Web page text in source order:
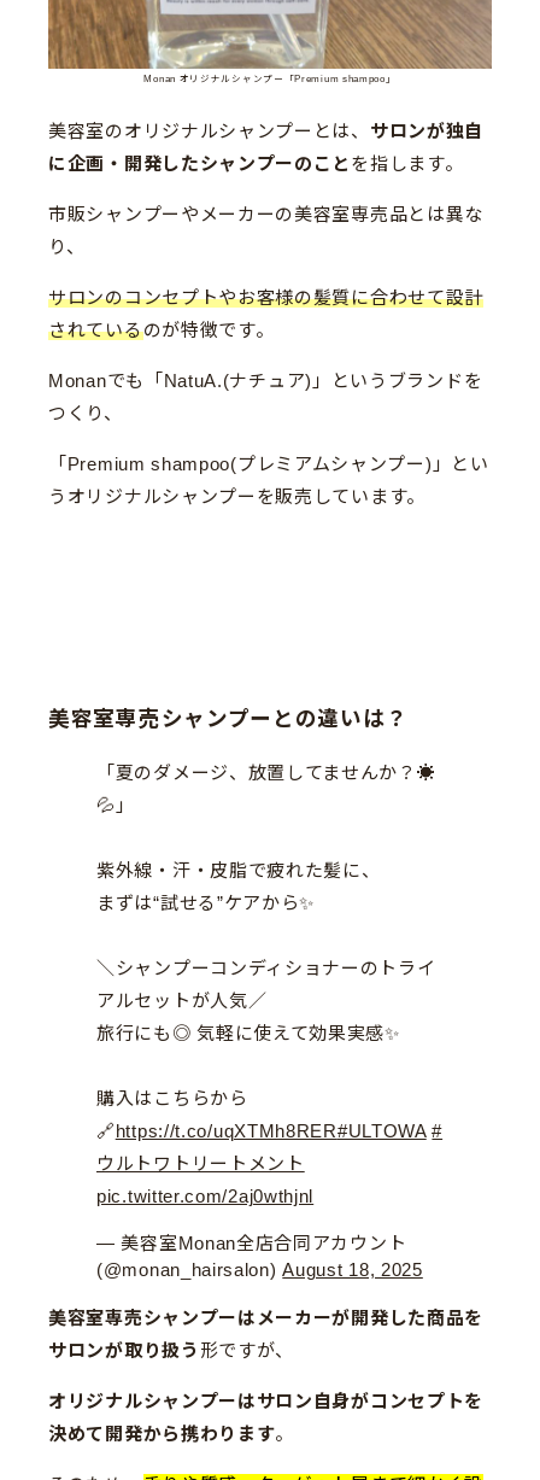
Monan オリジナルシャンプー「Premium shampoo」
美容室のオリジナルシャンプーとは、 サロンが独自
に企画・開発したシャンプーのこと を指します。
市販シャンプーやメーカーの美容室専売品とは異な
り、
サロンのコンセプトやお客様の髪質に合わせて設計
されているのが特徴です。
Monanでも「NatuA.(ナチュア)」というブランドを
つくり、
「Premium shampoo(プレミアムシャンプー)」とい
うオリジナルシャンプーを販売しています。
美容室専売シャンプーとの違いは？
「夏のダメージ、放置してませんか？☀️
💦」
紫外線・汗・皮脂で疲れた髪に、
まずは“試せる”ケアから✨
＼シャンプーコンディショナーのトライ
アルセットが人気／
旅行にも◎ 気軽に使えて効果実感✨
購入はこちらから
🔗https://t.co/uqXTMh8RER#ULTOWA #
ウルトワトリートメント
pic.twitter.com/2aj0wthjnl
— 美容室Monan全店合同アカウント
(@monan_hairsalon)August 18, 2025
美容室専売シャンプーはメーカーが開発した商品を
サロンが取り扱う 形ですが、
オリジナルシャンプーはサロン自身がコンセプトを
決めて開発から携わります。